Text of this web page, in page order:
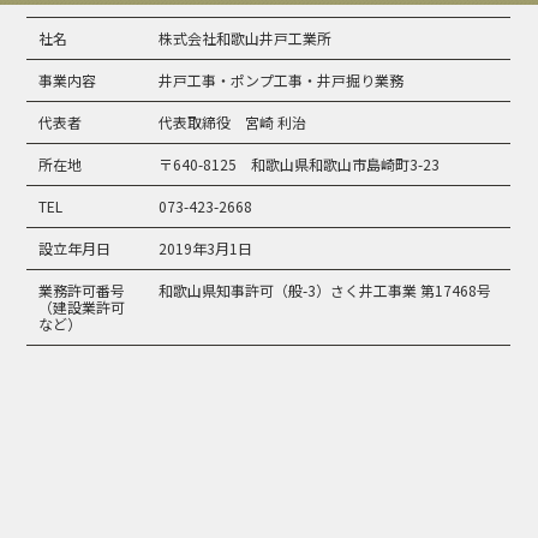
社名 株式会社和歌山井戸工業所
事業内容 井戸工事・ポンプ工事・井戸掘り業務
代表者 代表取締役 宮崎 利治
所在地 〒640-8125 和歌山県和歌山市島崎町3-23
TEL 073-423-2668
設立年月日 2019年3月1日
業務許可番号
（建設業許可
など）
和歌山県知事許可（般-3）さく井工事業 第17468号